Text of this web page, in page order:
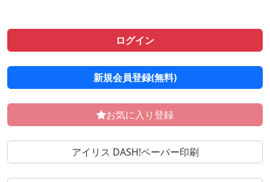
ログイン
新規会員登録(無料)
お気に入り登録
アイリス DASH!ペーパー印刷